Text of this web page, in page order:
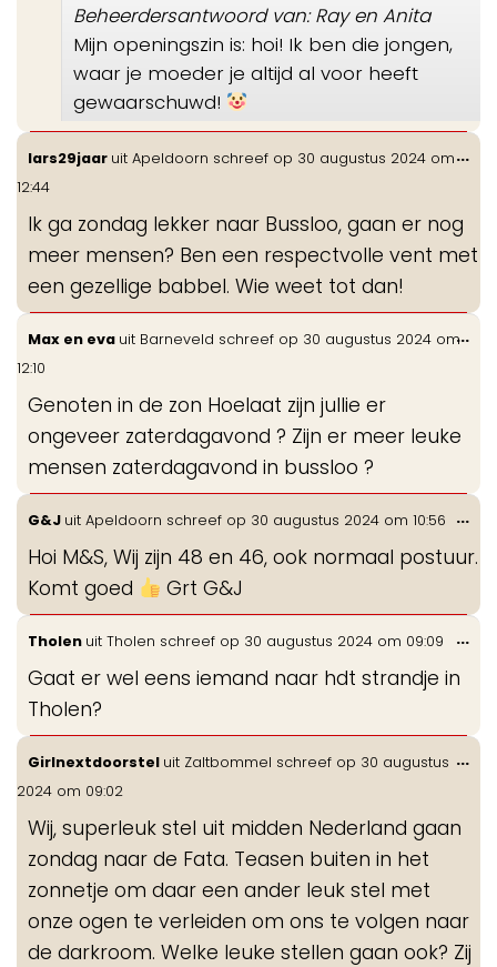
Beheerdersantwoord van: Ray en Anita
Mijn openingszin is: hoi! Ik ben die jongen,
waar je moeder je altijd al voor heeft
gewaarschuwd!
lars29jaar uit Apeldoorn schreef op 30 augustus 2024 om
12:44
Ik ga zondag lekker naar Bussloo, gaan er nog
meer mensen? Ben een respectvolle vent met
een gezellige babbel. Wie weet tot dan!
...
Max en eva uit Barneveld schreef op 30 augustus 2024 om
12:10
Genoten in de zon Hoelaat zijn jullie er
ongeveer zaterdagavond ? Zijn er meer leuke
mensen zaterdagavond in bussloo ?
...
G&J uit Apeldoorn schreef op 30 augustus 2024 om 10:56
Hoi M&S, Wij zijn 48 en 46, ook normaal postuur.
Komt goed
Grt G&J
...
Tholen uit Tholen schreef op 30 augustus 2024 om 09:09
Gaat er wel eens iemand naar hdt strandje in
Tholen?
...
Girlnextdoorstel uit Zaltbommel schreef op 30 augustus
2024 om 09:02
Wij, superleuk stel uit midden Nederland gaan
zondag naar de Fata. Teasen buiten in het
zonnetje om daar een ander leuk stel met
onze ogen te verleiden om ons te volgen naar
de darkroom. Welke leuke stellen gaan ook? Zij
...